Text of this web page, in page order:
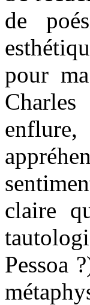
de
pour
claire
Pessoa